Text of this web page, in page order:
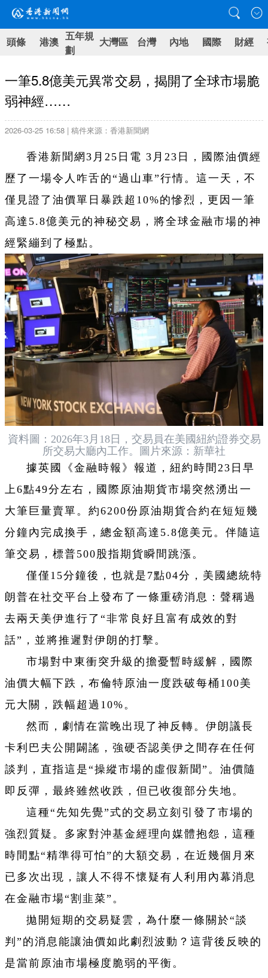
頭條 港澳 五年規
劃
大灣區 台灣 內地 國際 財經
一筆5.8億美元異常交易，揭開了全球市場脆
弱神經……
2026-03-25 16:58 | 稿件來源：香港新聞網
香港新聞網3月25日電 3月23日，國際油價經
歷了一場令人咋舌的“過山車”行情。這一天，不
僅見證了油價單日暴跌超10%的慘烈，更因一筆
高達5.8億美元的神秘交易，將全球金融市場的神
經緊繃到了極點。
資料圖：2026年3月18日，交易員在美國紐約證券交易
所交易大廳內工作。圖片來源：新華社
據英國《金融時報》報道，紐約時間23日早
上6點49分左右，國際原油期貨市場突然湧出一
大筆巨量賣單。約6200份原油期貨合約在短短幾
分鐘內完成換手，總金額高達5.8億美元。伴隨這
筆交易，標普500股指期貨瞬間跳漲。
僅僅15分鐘後，也就是7點04分，美國總統特
朗普在社交平台上發布了一條重磅消息：聲稱過
去兩天美伊進行了“非常良好且富有成效的對
話”，並將推遲對伊朗的打擊。
市場對中東衝突升級的擔憂暫時緩解，國際
油價大幅下跌，布倫特原油一度跌破每桶100美
元大關，跌幅超過10%。
然而，劇情在當晚出現了神反轉。伊朗議長
卡利巴夫公開闢謠，強硬否認美伊之間存在任何
談判，直指這是“操縱市場的虛假新聞”。油價隨
即反彈，最終雖然收跌，但已收復部分失地。
這種“先知先覺”式的交易立刻引發了市場的
強烈質疑。多家對沖基金經理向媒體抱怨，這種
時間點“精準得可怕”的大額交易，在近幾個月來
已多次出現，讓人不得不懷疑有人利用內幕消息
在金融市場“割韭菜”。
拋開短期的交易疑雲，為什麼一條關於“談
判”的消息能讓油價如此劇烈波動？這背後反映的
是當前原油市場極度脆弱的平衡。